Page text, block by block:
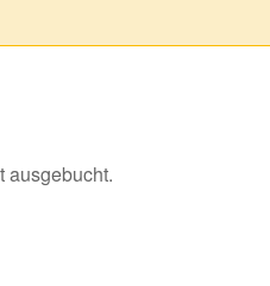
ausgebucht.